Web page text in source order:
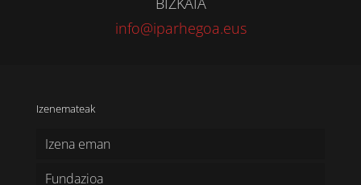
info@iparhegoa.eus
Izenemateak
Izena eman
Fundazioa